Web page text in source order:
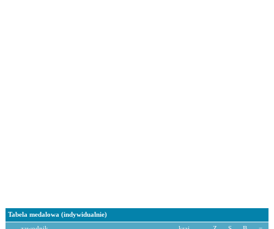
Tabela medalowa (indywidualnie)